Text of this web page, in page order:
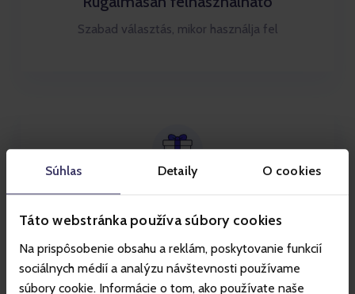
Súhlas Detaily O cookies
Táto webstránka používa súbory cookies
Na prispôsobenie obsahu a reklám, poskytovanie funkcií
sociálnych médií a analýzu návštevnosti používame
súbory cookie. Informácie o tom, ako používate naše
Szabad választás, mikor használja fel
Az utalványok könnyen megvásárolhatók online,
ami időt és energiát takarít meg a tökéletes
ajándék keresése során